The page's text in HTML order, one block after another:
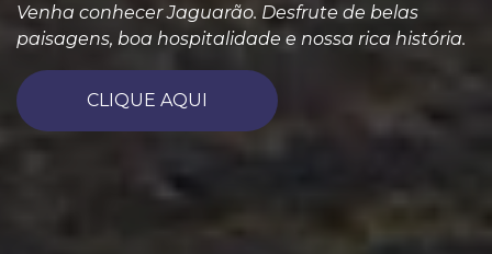
Venha conhecer Jaguarão. Desfrute de belas
paisagens, boa hospitalidade e nossa rica história.
CLIQUE AQUI